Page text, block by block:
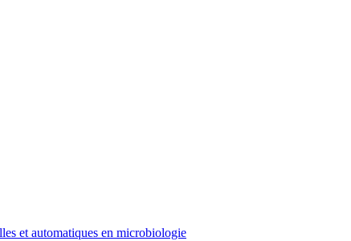
et automatiques en microbiologie